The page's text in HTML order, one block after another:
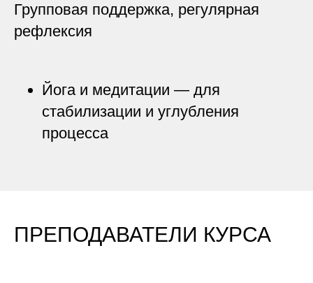
Групповая поддержка, регулярная
рефлексия
Йога и медитации — для
стабилизации и углубления
процесса
ПРЕПОДАВАТЕЛИ КУРСА